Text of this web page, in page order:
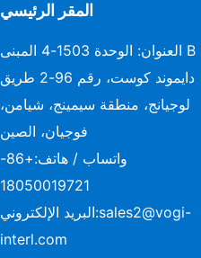
المقر الرئيسي
العنوان: الوحدة 1503-4 المبنى B
دايموند كوست، رقم 96-2 طريق
لوجيانج، منطقة سيمينج، شيامن،
فوجيان، الصين
واتساب / هاتف:
+86-
18050019721
البريد الإلكتروني:sales2@vogi-
interl.com